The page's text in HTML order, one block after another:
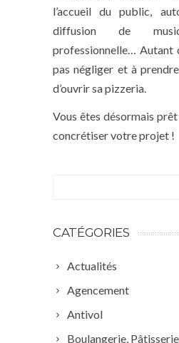
l’accueil du public,
diffusion de
professionnelle… Autant
pas négliger et à
d’ouvrir sa pizzeria.
Vous êtes désormais
concrétiser votre projet !
CATÉGORIES
Actualités
Agencement
Antivol
Boulangerie,